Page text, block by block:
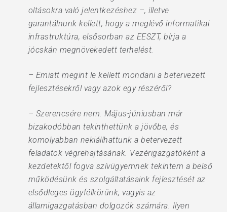
oltásokra való jelentkezéshez –, illetve
garantálnunk kellett, hogy a meglévő informatikai
infrastruktúra, elsősorban az EESZT, bírja a
jócskán megnövekedett terhelést.
– Emiatt megint le kellett mondani a betervezett
fejlesztésekről vagy azok egy részéről?
– Szerencsére nem. Május-júniusban már
bizakodóbban tekinthettünk a jövőbe, és
komolyabban nekiállhattunk a betervezett
feladatok végrehajtásának. Vezérigazgatóként a
kezdetektől fogva szívügyemnek tekintem a belső
működésünk és szolgáltatásaink fejlesztését az
elsődleges ügyfélkörünk, vagyis az
államigazgatásban dolgozók számára. Ilyen